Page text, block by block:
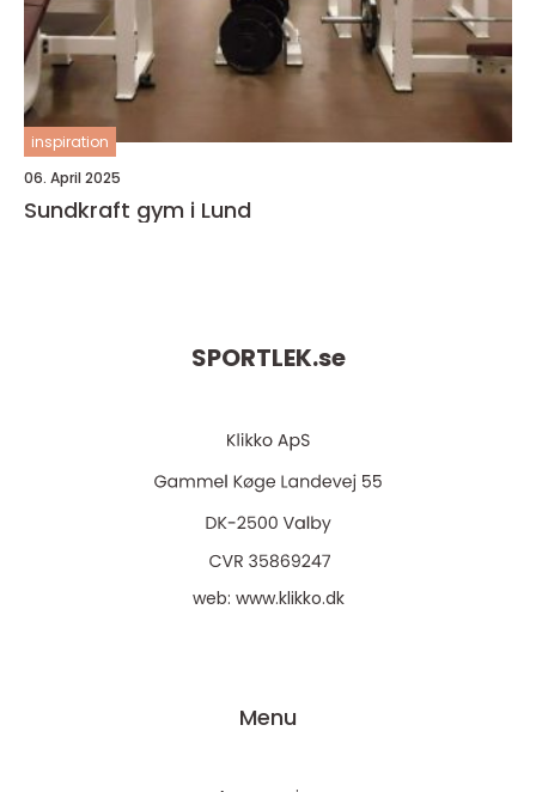
inspiration
06. April 2025
Sundkraft gym i Lund
SPORTLEK.se
web: www.klikko.dk
Menu